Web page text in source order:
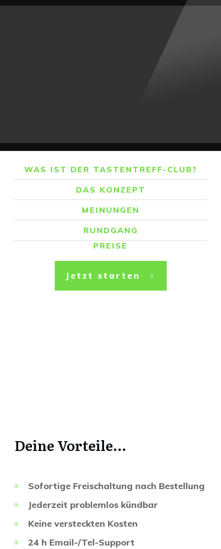
WAS IST DER TASTENTREFF-CLUB?
DAS KONZEPT
MEINUNGEN
RUNDGANG
PREISE
Jetzt starten
Deine Vorteile...
Sofortige Freischaltung nach Bestellung
Jederzeit problemlos kündbar
Keine versteckten Kosten
24 h Email-/Tel-Support